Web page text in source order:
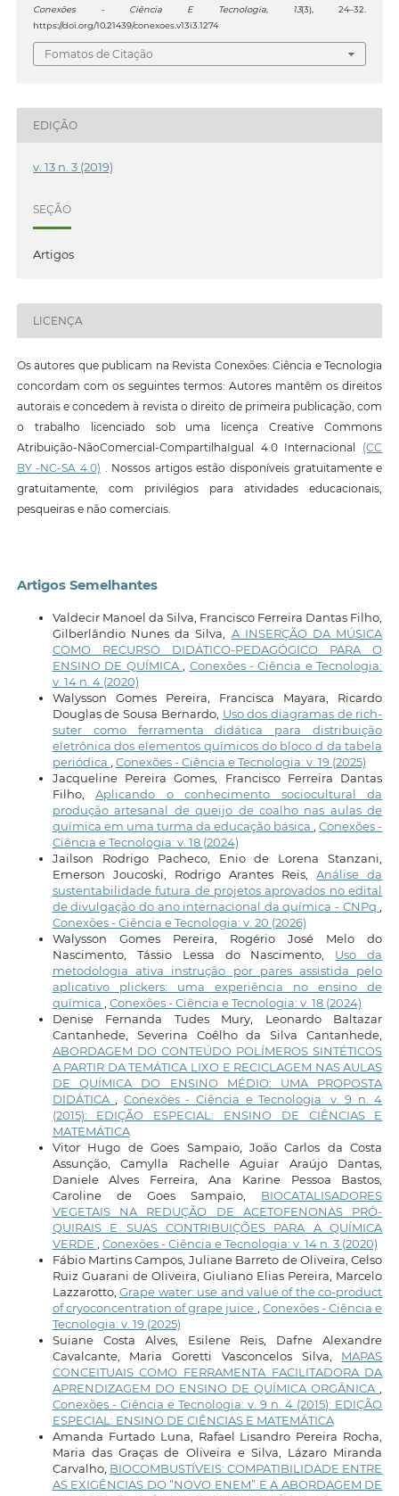
Conexões - Ciência E Tecnologia, 13(3), 24–32.
https://doi.org/10.21439/conexoes.v13i3.1274
Fomatos de Citação
EDIÇÃO
v. 13 n. 3 (2019)
SEÇÃO
Artigos
LICENÇA
Os autores que publicam na Revista Conexões: Ciência e Tecnologia
concordam com os seguintes termos: Autores mantêm os direitos
autorais e concedem à revista o direito de primeira publicação, com
o trabalho licenciado sob uma licença Creative Commons
Atribuição-NãoComercial-CompartilhaIgual 4.0 Internacional (CC
BY -NC-SA 4.0) . Nossos artigos estão disponíveis gratuitamente e
gratuitamente, com privilégios para atividades educacionais,
pesqueiras e não comerciais.
Artigos Semelhantes
Valdecir Manoel da Silva, Francisco Ferreira Dantas Filho,
Gilberlândio Nunes da Silva, A INSERÇÃO DA MÚSICA
COMO RECURSO DIDÁTICO-PEDAGÓGICO PARA O
ENSINO DE QUÍMICA, Conexões - Ciência e Tecnologia:
v. 14 n. 4 (2020)
Walysson Gomes Pereira, Francisca Mayara, Ricardo
Douglas de Sousa Bernardo, Uso dos diagramas de rich-
suter como ferramenta didática para distribuição
eletrônica dos elementos químicos do bloco d da tabela
periódica , Conexões - Ciência e Tecnologia: v. 19 (2025)
Jacqueline Pereira Gomes, Francisco Ferreira Dantas
Filho,Aplicando o conhecimento sociocultural da
produção artesanal de queijo de coalho nas aulas de
química em uma turma da educação básica,Conexões -
Ciência e Tecnologia: v. 18 (2024)
Jailson Rodrigo Pacheco, Enio de Lorena Stanzani,
Emerson Joucoski, Rodrigo Arantes Reis,Análise da
sustentabilidade futura de projetos aprovados no edital
de divulgação do ano internacional da química - CNPq,
Conexões - Ciência e Tecnologia: v. 20 (2026)
Walysson Gomes Pereira, Rogério José Melo do
Nascimento, Tássio Lessa do Nascimento, Uso da
metodologia ativa instrução por pares assistida pelo
aplicativo plickers: uma experiência no ensino de
química , Conexões - Ciência e Tecnologia: v. 18 (2024)
Denise Fernanda Tudes Mury, Leonardo Baltazar
Cantanhede, Severina Coêlho da Silva Cantanhede,
ABORDAGEM DO CONTEÚDO POLÍMEROS SINTÉTICOS
A PARTIR DA TEMÁTICA LIXO E RECICLAGEM NAS AULAS
DE QUÍMICA DO ENSINO MÉDIO: UMA PROPOSTA
DIDÁTICA, Conexões - Ciência e Tecnologia: v. 9 n. 4
(2015): EDIÇÃO ESPECIAL: ENSINO DE CIÊNCIAS E
MATEMÁTICA
Vitor Hugo de Goes Sampaio, João Carlos da Costa
Assunção, Camylla Rachelle Aguiar Araújo Dantas,
Daniele Alves Ferreira, Ana Karine Pessoa Bastos,
Caroline de Goes Sampaio, BIOCATALISADORES
VEGETAIS NA REDUÇÃO DE ACETOFENONAS PRÓ-
QUIRAIS E SUAS CONTRIBUIÇÕES PARA A QUÍMICA
VERDE , Conexões - Ciência e Tecnologia: v. 14 n. 3 (2020)
Fábio Martins Campos, Juliane Barreto de Oliveira, Celso
Ruiz Guarani de Oliveira, Giuliano Elias Pereira, Marcelo
Lazzarotto,Grape water: use and value of the co-product
of cryoconcentration of grape juice , Conexões - Ciência e
Tecnologia: v. 19 (2025)
Suiane Costa Alves, Esilene Reis, Dafne Alexandre
Cavalcante, Maria Goretti Vasconcelos Silva, MAPAS
CONCEITUAIS COMO FERRAMENTA FACILITADORA DA
APRENDIZAGEM DO ENSINO DE QUÍMICA ORGÂNICA,
Conexões - Ciência e Tecnologia: v. 9 n. 4 (2015): EDIÇÃO
ESPECIAL: ENSINO DE CIÊNCIAS E MATEMÁTICA
Amanda Furtado Luna, Rafael Lisandro Pereira Rocha,
Maria das Graças de Oliveira e Silva, Lázaro Miranda
Carvalho, BIOCOMBUSTÍVEIS: COMPATIBILIDADE ENTRE
AS EXIGÊNCIAS DO “NOVO ENEM” E A ABORDAGEM DE